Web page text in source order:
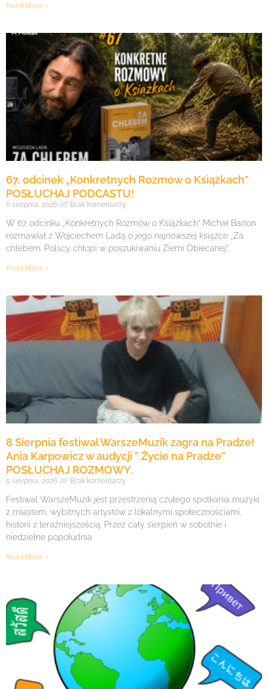
Read More »
67. odcinek „Konkretnych Rozmów o Książkach”
POSŁUCHAJ PODCASTU!
6 sierpnia, 2026 Brak komentarzy
W 67. odcinku „Konkretnych Rozmów o Książkach” Michał Barton
rozmawiał z Wojciechem Ladą o jego najnowszej książce „Za
chlebem. Polscy chłopi w poszukiwaniu Ziemi Obiecanej”,
Read More »
8 Sierpnia festiwal WarszeMuzik zagra na Pradze!
Ania Karpowicz w audycji ” Życie na Pradze”
POSŁUCHAJ ROZMOWY.
5 sierpnia, 2026 Brak komentarzy
Festiwal WarszeMuzik jest przestrzenią czułego spotkania muzyki
z miastem, wybitnych artystów z lokalnymi społecznościami,
historii z teraźniejszością. Przez cały sierpień w sobotnie i
niedzielne popołudnia
Read More »